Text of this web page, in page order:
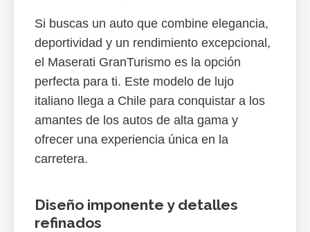
Si buscas un auto que combine elegancia,
deportividad y un rendimiento excepcional,
el Maserati GranTurismo es la opción
perfecta para ti. Este modelo de lujo
italiano llega a Chile para conquistar a los
amantes de los autos de alta gama y
ofrecer una experiencia única en la
carretera.
Diseño imponente y detalles
refinados